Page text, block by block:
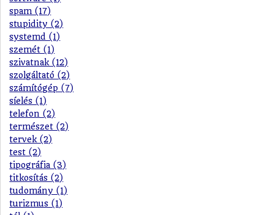
spam (17)
stupidity (2)
systemd (1)
szemét (1)
szivatnak (12)
szolgáltató (2)
számítógép (7)
síelés (1)
telefon (2)
természet (2)
tervek (2)
test (2)
tipográfia (3)
titkosítás (2)
tudomány (1)
turizmus (1)